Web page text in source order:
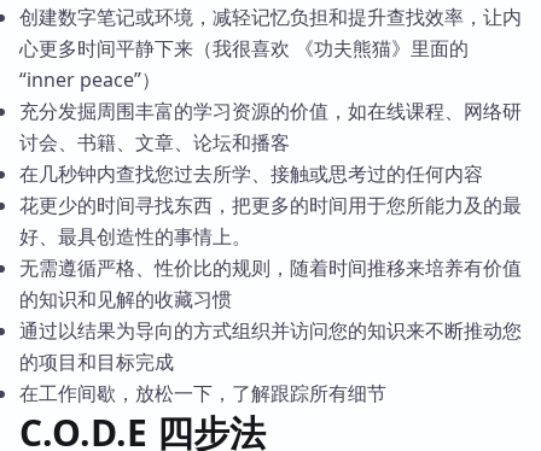
创建数字笔记或环境，减轻记忆负担和提升查找效率，让内
心更多时间平静下来（我很喜欢 《功夫熊猫》里面的
“inner peace”）
充分发掘周围丰富的学习资源的价值，如在线课程、网络研
讨会、书籍、文章、论坛和播客
在几秒钟内查找您过去所学、接触或思考过的任何内容
花更少的时间寻找东西，把更多的时间用于您所能力及的最
好、最具创造性的事情上。
无需遵循严格、性价比的规则，随着时间推移来培养有价值
的知识和见解的收藏习惯
通过以结果为导向的方式组织并访问您的知识来不断推动您
的项目和目标完成
在工作间歇，放松一下，了解跟踪所有细节
C.O.D.E 四步法